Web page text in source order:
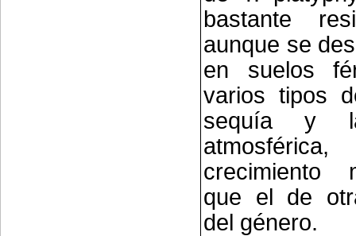
bastante
aunque se
en suelos
varios tipos
sequía y
crecimiento
que el de
del género.